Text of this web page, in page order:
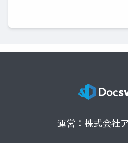
運営：株式会社